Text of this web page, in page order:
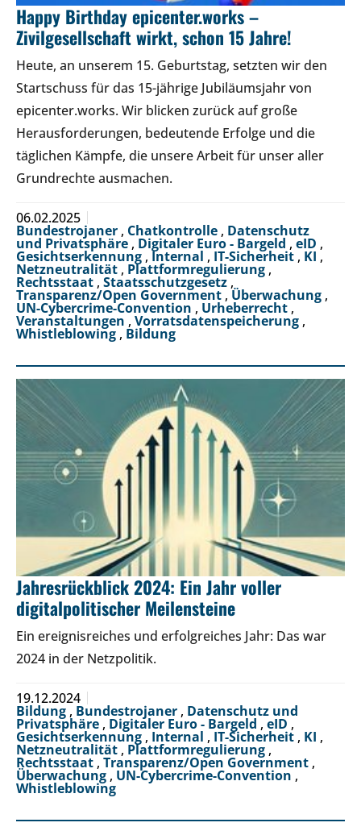
Happy Birthday epicenter.works –
Zivilgesellschaft wirkt, schon 15 Jahre!
Heute, an unserem 15. Geburtstag, setzten wir den
Startschuss für das 15-jährige Jubiläumsjahr von
epicenter.works. Wir blicken zurück auf große
Herausforderungen, bedeutende Erfolge und die
täglichen Kämpfe, die unsere Arbeit für unser aller
Grundrechte ausmachen.
06.02.2025
Bundestrojaner , Chatkontrolle , Datenschutz
und Privatsphäre , Digitaler Euro - Bargeld , eID ,
Gesichtserkennung , Internal , IT-Sicherheit , KI ,
Netzneutralität , Plattformregulierung ,
Rechtsstaat , Staatsschutzgesetz ,
Transparenz/Open Government , Überwachung ,
UN-Cybercrime-Convention , Urheberrecht ,
Veranstaltungen , Vorratsdatenspeicherung ,
Whistleblowing , Bildung
Jahresrückblick 2024: Ein Jahr voller
digitalpolitischer Meilensteine
Ein ereignisreiches und erfolgreiches Jahr: Das war
2024 in der Netzpolitik.
19.12.2024
Bildung , Bundestrojaner , Datenschutz und
Privatsphäre , Digitaler Euro - Bargeld , eID ,
Gesichtserkennung , Internal , IT-Sicherheit , KI ,
Netzneutralität , Plattformregulierung ,
Rechtsstaat , Transparenz/Open Government ,
Überwachung , UN-Cybercrime-Convention ,
Whistleblowing